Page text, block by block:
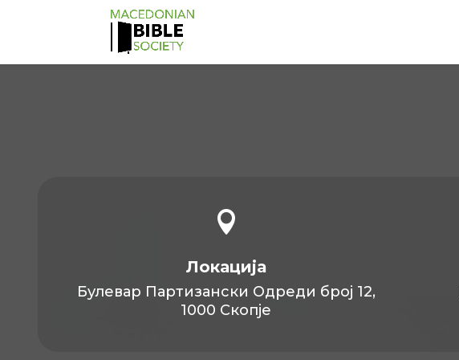

Локација
Булевар Партизански Одреди број 12,
1000 Скопје